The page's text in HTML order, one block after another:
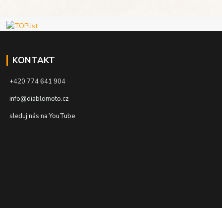
KONTAKT
+420 774 641 904
info@diablomoto.cz
sleduj nás na YouTube